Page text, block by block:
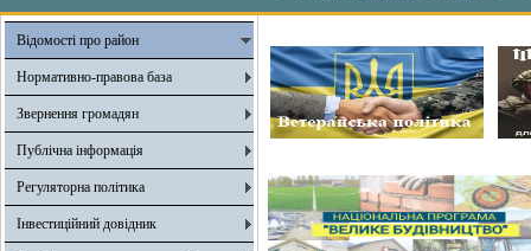
Відомості про район
Нормативно-правова база
Звернення громадян
Публічна інформація
Регуляторна політика
Інвестиційний довідник